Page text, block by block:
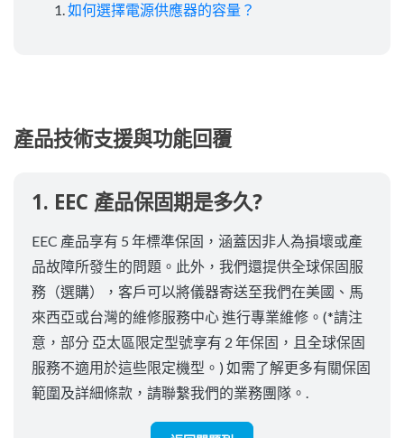
如何選擇電源供應器的容量？
產品技術支援與功能回覆
1. EEC 產品保固期是多久?
EEC 產品享有 5 年標準保固，涵蓋因非人為損壞或產
品故障所發生的問題。此外，我們還提供全球保固服
務（選購），客戶可以將儀器寄送至我們在美國、馬
來西亞或台灣的維修服務中心 進行專業維修。(*請注
意，部分 亞太區限定型號享有 2 年保固，且全球保固
服務不適用於這些限定機型。) 如需了解更多有關保固
範圍及詳細條款，請聯繫我們的業務團隊。.